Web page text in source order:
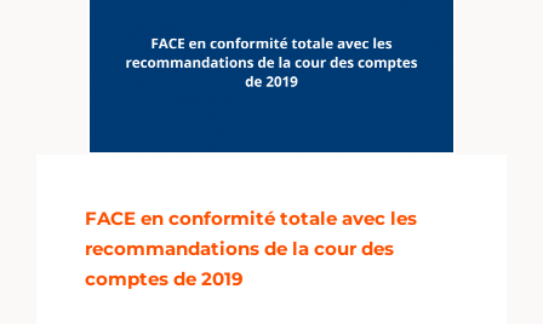
FACE en conformité totale avec les
recommandations de la cour des
comptes de 2019